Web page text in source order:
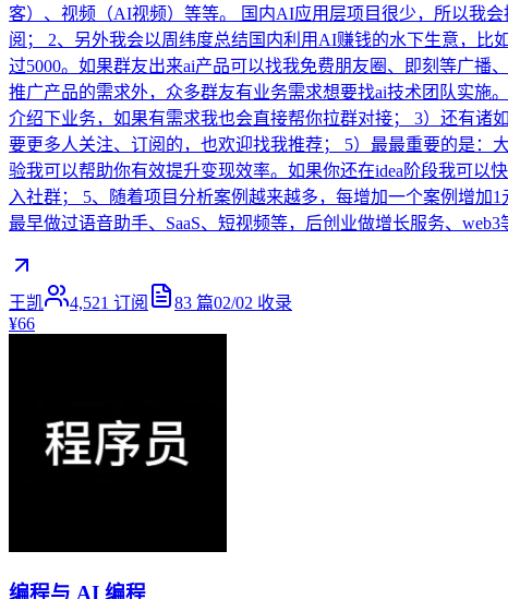
客）、视频（AI视频）等等。 国内AI应用层项目很少，所以我
阅； 2、另外我会以周纬度总结国内利用AI赚钱的水下生意，比
过5000。如果群友出来ai产品可以找我免费朋友圈、即刻等广
推广产品的需求外，众多群友有业务需求想要找ai技术团队实施
介绍下业务，如果有需求我也会直接帮你拉群对接； 3）还有诸
要更多人关注、订阅的，也欢迎找我推荐； 5）最最重要的是：
验我可以帮助你有效提升变现效率。如果你还在idea阶段我可以
入社群； 5、随着项目分析案例越来越多，每增加一个案例增
最早做过语音助手、SaaS、短视频等，后创业做增长服务、
王凯 4,521 订阅 83 篇02/02 收录
¥66
编程与 AI 编程